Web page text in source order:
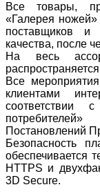
Все товары,
«Галерея
поставщиков и
качества, после
На весь
Все
клиентами
Постановлений
Безопасность
обеспечивается
HTTPS и
3D Secure.